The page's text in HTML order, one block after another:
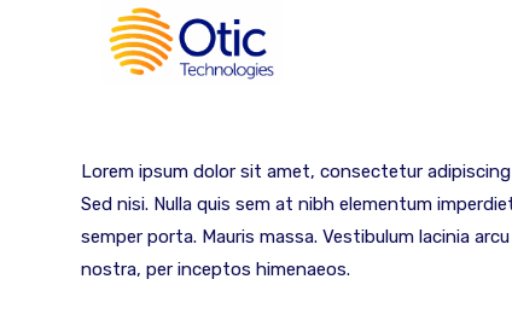
Lorem ipsum dolor sit amet, consectetur
Sed nisi. Nulla quis sem at nibh elementum
semper porta. Mauris massa. Vestibulum lacinia
nostra, per inceptos himenaeos.